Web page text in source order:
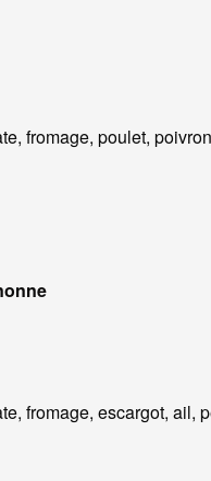
fromage, poulet,
fromage, escargot, ail,